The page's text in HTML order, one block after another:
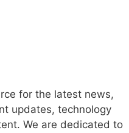
for the latest news,
updates, technology
We are dedicated to